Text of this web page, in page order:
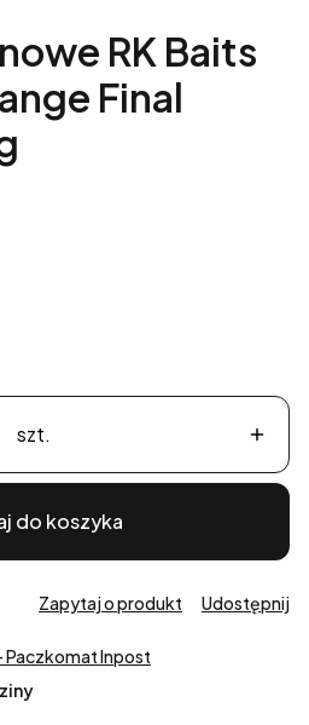
RK Baits
Final
szt.
do koszyka
Zapytaj o produkt Udostępnij
Paczkomat Inpost